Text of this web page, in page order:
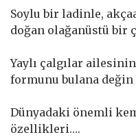
Soylu bir ladinle,
doğan olağanüstü bir
Yaylı çalgılar
formunu bulana
Dünyadaki önemli
özellikleri….